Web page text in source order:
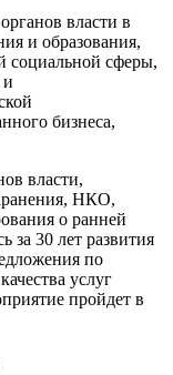
власти в
и образования,
социальной сферы,
и
бизнеса,
власти,
НКО,
о ранней
за 30 лет развития
по
услуг
пройдет в